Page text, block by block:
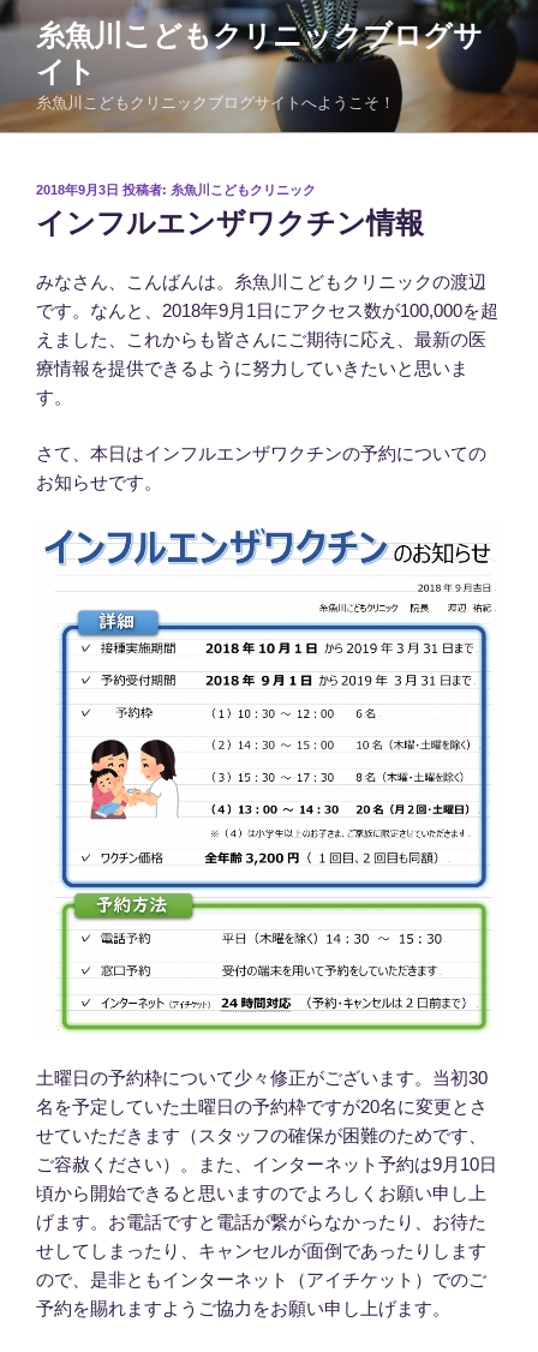
コ
ン
ツ
糸魚川こどもクリニックブログサ
イト
糸魚川こどもクリニックブログサイトへようこそ！
投
日:
2018年9月3日 投稿者: 糸魚川こどもクリニック
インフルエンザワクチン情報
みなさん、こんばんは。糸魚川こどもクリニックの渡辺
です。なんと、2018年9月1日にアクセス数が100,000を超
えました、これからも皆さんにご期待に応え、最新の医
療情報を提供できるように努力していきたいと思いま
す。
さて、本日はインフルエンザワクチンの予約についての
お知らせです。
土曜日の予約枠について少々修正がございます。当初30
名を予定していた土曜日の予約枠ですが20名に変更とさ
せていただきます（スタッフの確保が困難のためです、
ご容赦ください）。また、インターネット予約は9月10日
頃から開始できると思いますのでよろしくお願い申し上
げます。お電話ですと電話が繋がらなかったり、お待た
せしてしまったり、キャンセルが面倒であったりします
ので、是非ともインターネット（アイチケット）でのご
予約を賜れますようご協力をお願い申し上げます。